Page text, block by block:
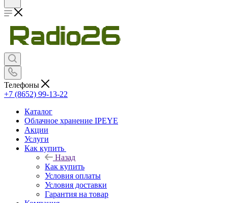
Телефоны
+7 (8652) 99-13-22
Каталог
Облачное хранение IPEYE
Акции
Услуги
Как купить
Назад
Как купить
Условия оплаты
Условия доставки
Гарантия на товар